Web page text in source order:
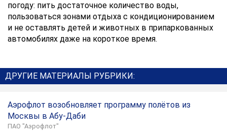
погоду: пить достаточное количество воды,
пользоваться зонами отдыха с кондиционированием
и не оставлять детей и животных в припаркованных
автомобилях даже на короткое время.
ДРУГИЕ МАТЕРИАЛЫ РУБРИКИ:
Аэрофлот возобновляет программу полётов из
Москвы в Абу-Даби
ПАО "Аэрофлот"